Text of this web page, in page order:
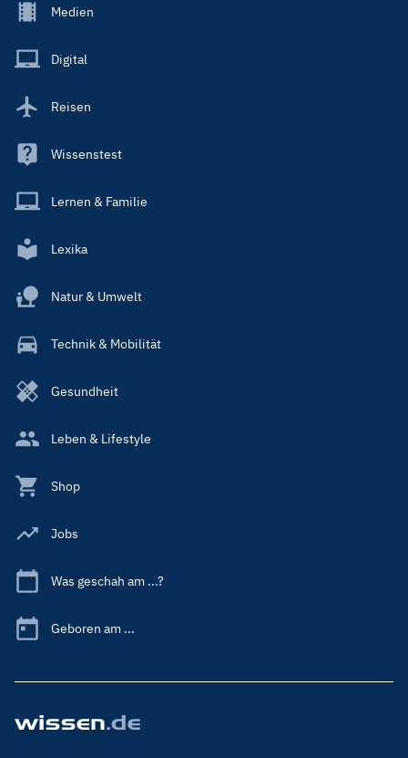
Footer
Main
Medien
Digital
Reisen
Wissenstest
Lernen & Familie
Lexika
Natur & Umwelt
Technik & Mobilität
Gesundheit
Leben & Lifestyle
Shop
Jobs
Was geschah am ...?
Geboren am ...